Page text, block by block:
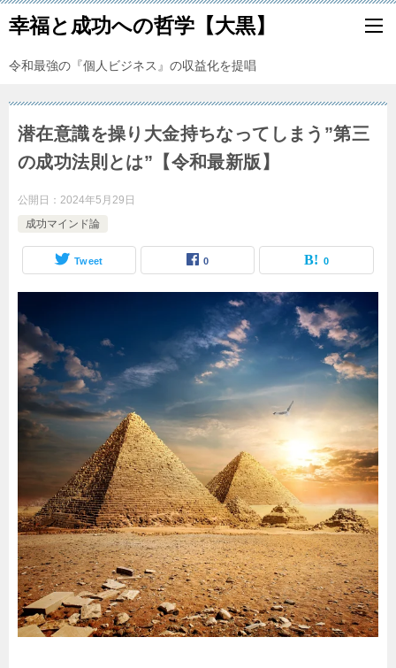
幸福と成功への哲学【大黒】
令和最強の『個人ビジネス』の収益化を提唱
潜在意識を操り大金持ちなってしまう”第三
の成功法則とは”【令和最新版】
公開日： 2024年5月29日
成功マインド論
Tweet 0 0